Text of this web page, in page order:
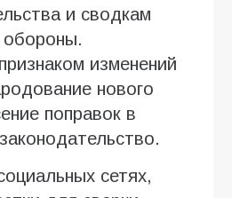
и сводкам
обороны.
изменений
нового
поправок в
сетях,